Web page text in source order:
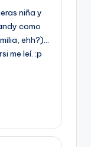
niña y
como
ehh?)…
me leí­. :p